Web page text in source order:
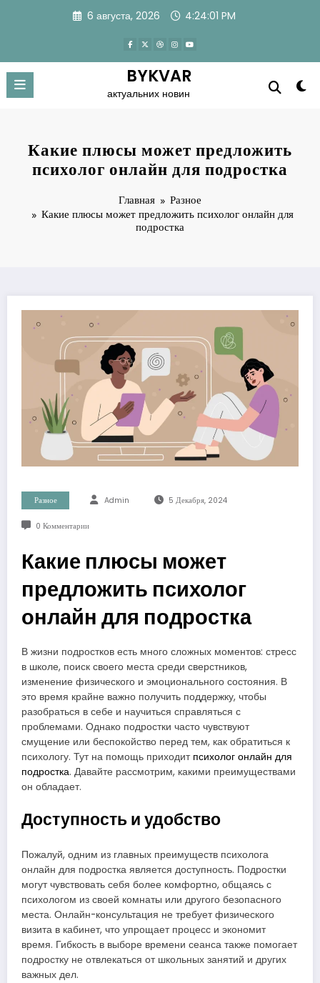
6 августа, 2026 4:24:02 PM
BYKVAR
актуальних новин
Какие плюсы может предложить
психолог онлайн для подростка
Главная
Разное
Какие плюсы может предложить психолог онлайн для
подростка
Разное Admin 5 Декабря, 2024
0 Комментарии
Какие плюсы может
предложить психолог
онлайн для подростка
В жизни подростков есть много сложных моментов: стресс
в школе, поиск своего места среди сверстников,
изменение физического и эмоционального состояния. В
это время крайне важно получить поддержку, чтобы
разобраться в себе и научиться справляться с
проблемами. Однако подростки часто чувствуют
смущение или беспокойство перед тем, как обратиться к
психологу. Тут на помощь приходит психолог онлайн для
подростка. Давайте рассмотрим, какими преимуществами
он обладает.
Доступность и удобство
Пожалуй, одним из главных преимуществ психолога
онлайн для подростка является доступность. Подростки
могут чувствовать себя более комфортно, общаясь с
психологом из своей комнаты или другого безопасного
места. Онлайн-консультация не требует физического
визита в кабинет, что упрощает процесс и экономит
время. Гибкость в выборе времени сеанса также помогает
подростку не отвлекаться от школьных занятий и других
важных дел.